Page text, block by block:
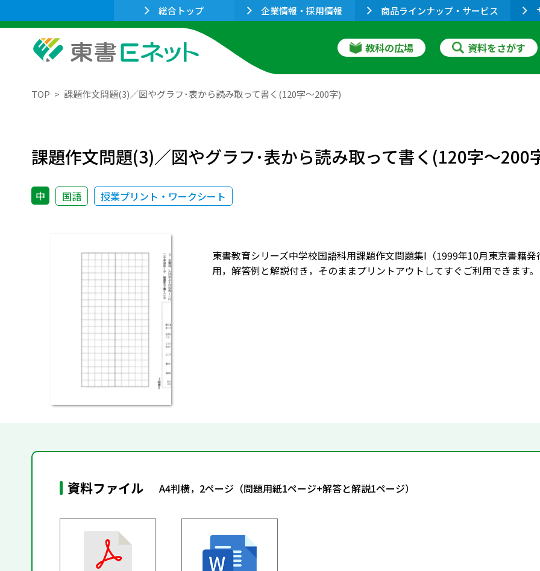
総合トップ 企業情報・採用情報 商品ラインナップ・サービス
教科の広場 資料をさがす
TOP 課題作文問題(3)／図やグラフ･表から読み取って書く(120字～200字)
課題作文問題(3)／図やグラフ･表から読み取って書く(120字～200
中 国語 授業プリント・ワークシート
東書教育シリーズ中学校国語科用課題作文問題集I（1999年10月東京書籍
用，解答例と解説付き，そのままプリントアウトしてすぐご利用できます。
資料ファイル A4判横，2ページ（問題用紙1ページ+解答と解説1ページ）